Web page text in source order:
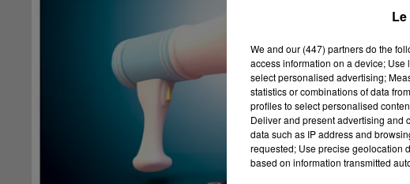
We and our (447) partnersdo the
access information on a device;
select personalised advertising;
statistics or combinations of data
profiles to select personalised
Deliver and present advertising and
data such as IP address and
requested; Use precise geolocation
based on information transmitted